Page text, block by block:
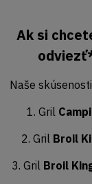
Ak si
Naše
1. Gril
2. Gril Broil
3. Gril Broil